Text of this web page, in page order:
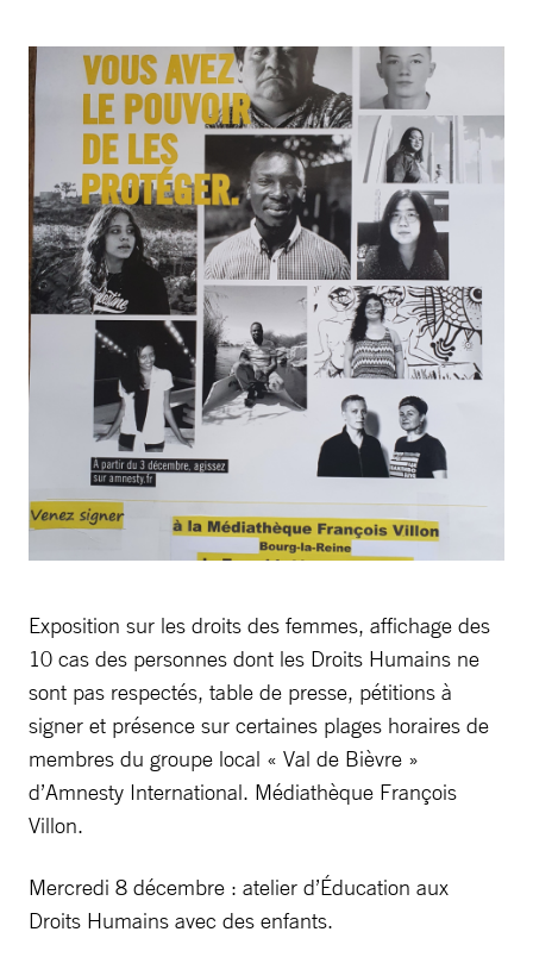
Exposition sur les droits des femmes, affichage des
10 cas des personnes dont les Droits Humains ne
sont pas respectés, table de presse, pétitions à
signer et présence sur certaines plages horaires de
membres du groupe local « Val de Bièvre »
d’Amnesty International. Médiathèque François
Villon.
Mercredi 8 décembre : atelier d’Éducation aux
Droits Humains avec des enfants.